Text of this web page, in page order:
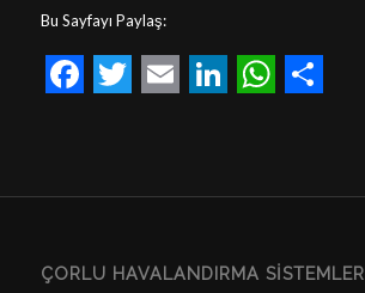
Bu Sayfayı Paylaş:
ÇORLU HAVALANDIRMA SISTEMLERI